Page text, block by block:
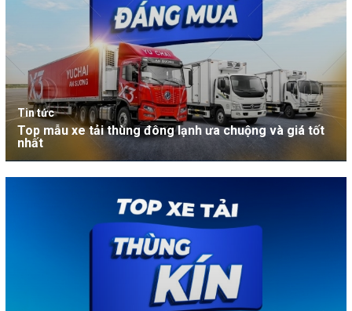
Tin tức
Top mẫu xe tải thùng đông lạnh ưa chuộng và giá tốt
nhất